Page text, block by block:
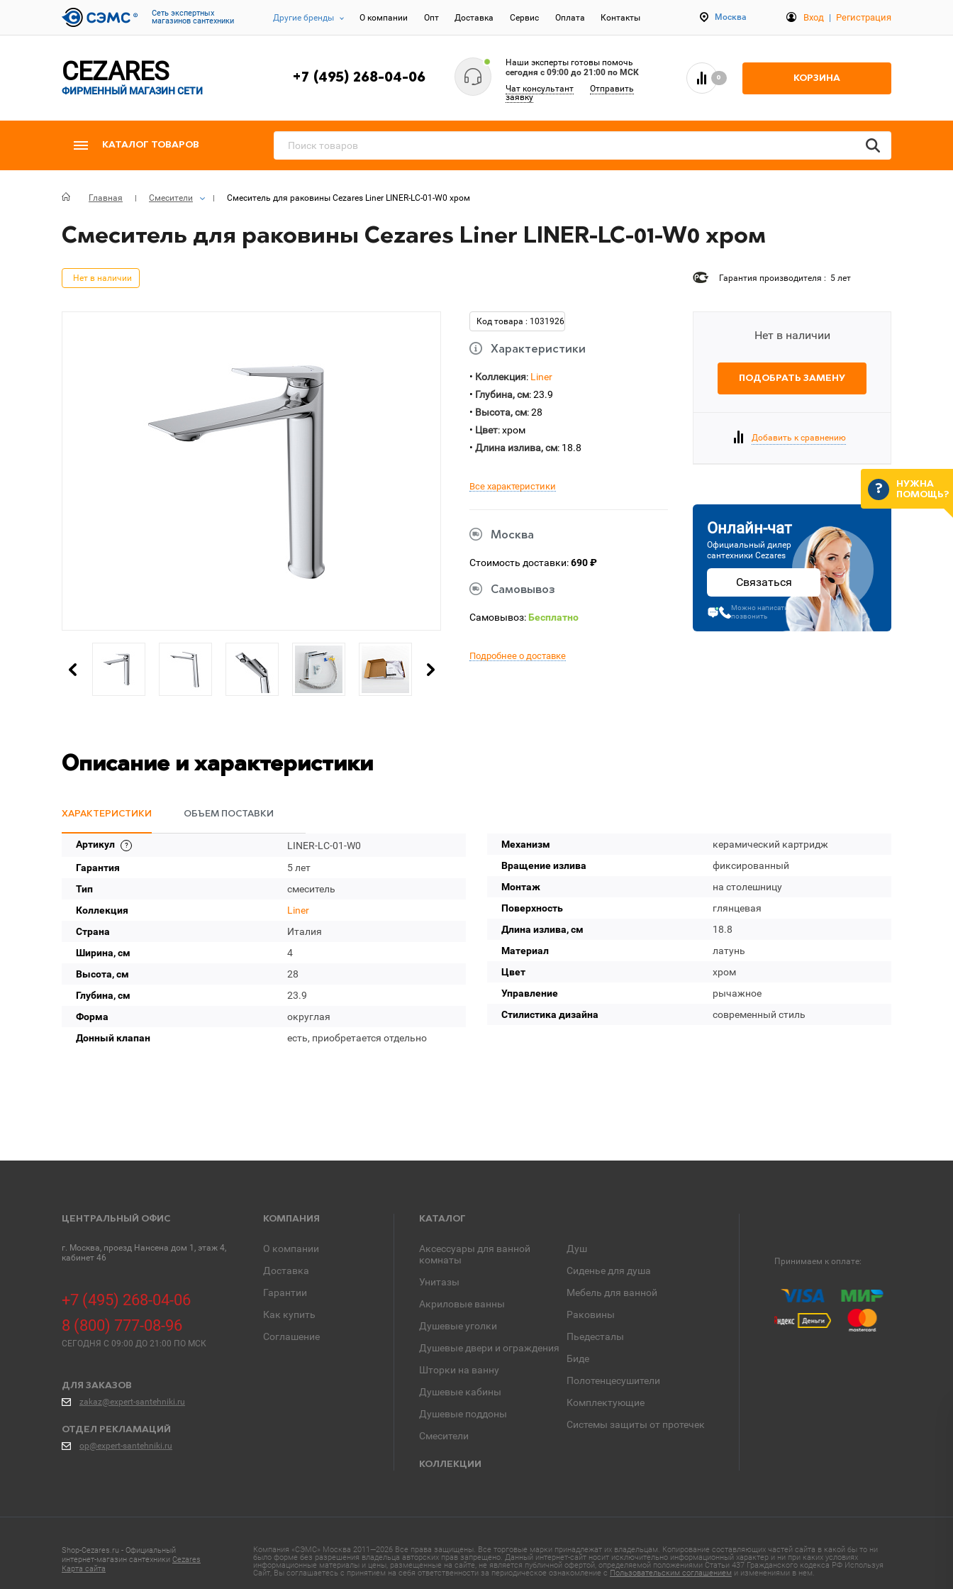
Cеть экспертных
магазинов сантехники
Другие бренды О компании Опт Доставка Сервис Оплата Контакты Москва Вход | Регистрация
CEZARES
ФИРМЕННЫЙ МАГАЗИН СЕТИ
+7 (495) 268-04-06
Наши эксперты готовы помочь
сегодня c 09:00 до 21:00 по МСК
Чат консультант
Отправить
заявку
0 КОРЗИНА
КАТАЛОГ ТОВАРОВ
Главная Смесители Смеситель для раковины Cezares Liner LINER-LC-01-W0 хром
Смеситель для раковины Cezares Liner LINER-LC-01-W0 хром
Нет в наличии Гарантия производителя : 5 лет
Код товара : 1031926
Характеристики
• Коллекция: Liner
• Глубина, см: 23.9
• Высота, см: 28
• Цвет: хром
• Длина излива, см: 18.8
Все характеристики
Москва
Стоимость доставки:690 ₽
Самовывоз
Самовывоз:Бесплатно
Подробнее о доставке
Нет в наличии
ПОДОБРАТЬ ЗАМЕНУ
Добавить к сравнению
Онлайн-чат
Официальный дилер
сантехники Cezares
Связаться
Можно написать или
позвонить
Описание и характеристики
ХАРАКТЕРИСТИКИ ОБЪЕМ ПОСТАВКИ
Артикул
LINER-LC-01-W0
Гарантия
5 лет
Тип
смеситель
Коллекция
Liner
Страна
Италия
Ширина, см
4
Высота, см
28
Глубина, см
23.9
Форма
округлая
Донный клапан
есть, приобретается отдельно
Механизм
керамический картридж
Вращение излива
фиксированный
Монтаж
на столешницу
Поверхность
глянцевая
Длина излива, см
18.8
Материал
латунь
Цвет
хром
Управление
рычажное
Стилистика дизайна
современный стиль
ЦЕНТРАЛЬНЫЙ ОФИС
г. Москва, проезд Нансена дом 1, этаж 4,
кабинет 46
+7 (495) 268-04-06
8 (800) 777-08-96
СЕГОДНЯ C 09:00 ДО 21:00 ПО МСК
ДЛЯ ЗАКАЗОВ
zakaz@expert-santehniki.ru
ОТДЕЛ РЕКЛАМАЦИЙ
op@expert-santehniki.ru
КОМПАНИЯ
О компании
Доставка
Гарантии
Как купить
Соглашение
КАТАЛОГ
Аксессуары для ванной
комнаты
Унитазы
Акриловые ванны
Душевые уголки
Душевые двери и ограждения
Шторки на ванну
Душевые кабины
Душевые поддоны
Смесители
Душ
Сиденье для душа
Мебель для ванной
Раковины
Пьедесталы
Биде
Полотенцесушители
Комплектующие
Системы защиты от протечек
КОЛЛЕКЦИИ
Принимаем к оплате:
Shop-Cezares.ru - Официальный
интернет-магазин сантехники Cezares
Карта сайта
Компания «СЭМС» Москва 2011—2026 Все права защищены. Все торговые марки принадлежат их владельцам. Копирование составляющих частей сайта в какой бы то ни
было форме без разрешения владельца авторских прав запрещено. Данный интернет-сайт носит исключительно информационный характер и ни при каких условиях
информационные материалы и цены, размещенные на сайте, не является публичной офертой, определяемой положениями Статьи 437 Гражданского кодекса РФ Используя
Сайт, Вы соглашаетесь с принятием на себя ответственности за периодическое ознакомление с Пользовательским соглашением и изменениями в нем.
НУЖНА
ПОМОЩЬ?